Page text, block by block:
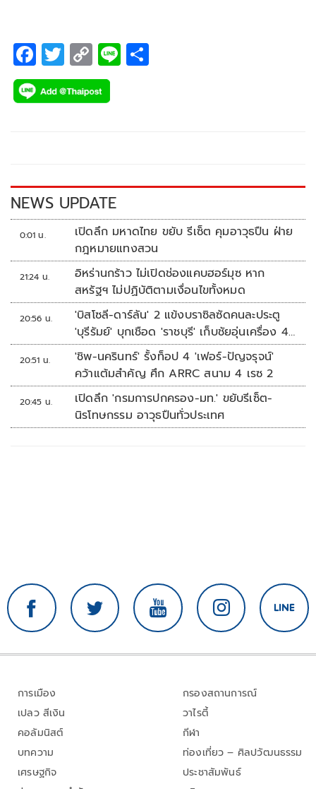
F
ac
e
k
T
wi
tt
C
o
p
k
Li
NEWS UPDATE
0:01 น.
เปิดลึก มหาดไทย ขยับ รีเซ็ต คุมอาวุธปืน ฝ่าย
กฎหมายแทงสวน
21:24 น.
อิหร่านกร้าว ไม่เปิดช่องแคบฮอร์มุซ หาก
สหรัฐฯ ไม่ปฏิบัติตามเงื่อนไขทั้งหมด
20:56 น.
'บิสโซลี-ดาร์ลัน' 2 แข้งบราซิลซัดคนละประตู
'บุรีรัมย์' บุกเชือด 'ราชบุรี' เก็บชัยอุ่นเครื่อง 4
นัดรวด
20:51 น.
'ชิพ-นครินทร์' รั้งท็อป 4 'เฟอร์-ปัญจรุจน์'
คว้าแต้มสำคัญ ศึก ARRC สนาม 4 เรซ 2
20:45 น.
เปิดลึก 'กรมการปกครอง-มท.' ขยับรีเซ็ต-
นิรโทษกรรม อาวุธปืนทั่วประเทศ
การเมือง
เปลว สีเงิน
คอลัมนิสต์
บทความ
เศรษฐกิจ
กรองสถานการณ์
วาไรตี้
กีฬา
ท่องเที่ยว – ศิลปวัฒนธรรม
ประชาสัมพันธ์